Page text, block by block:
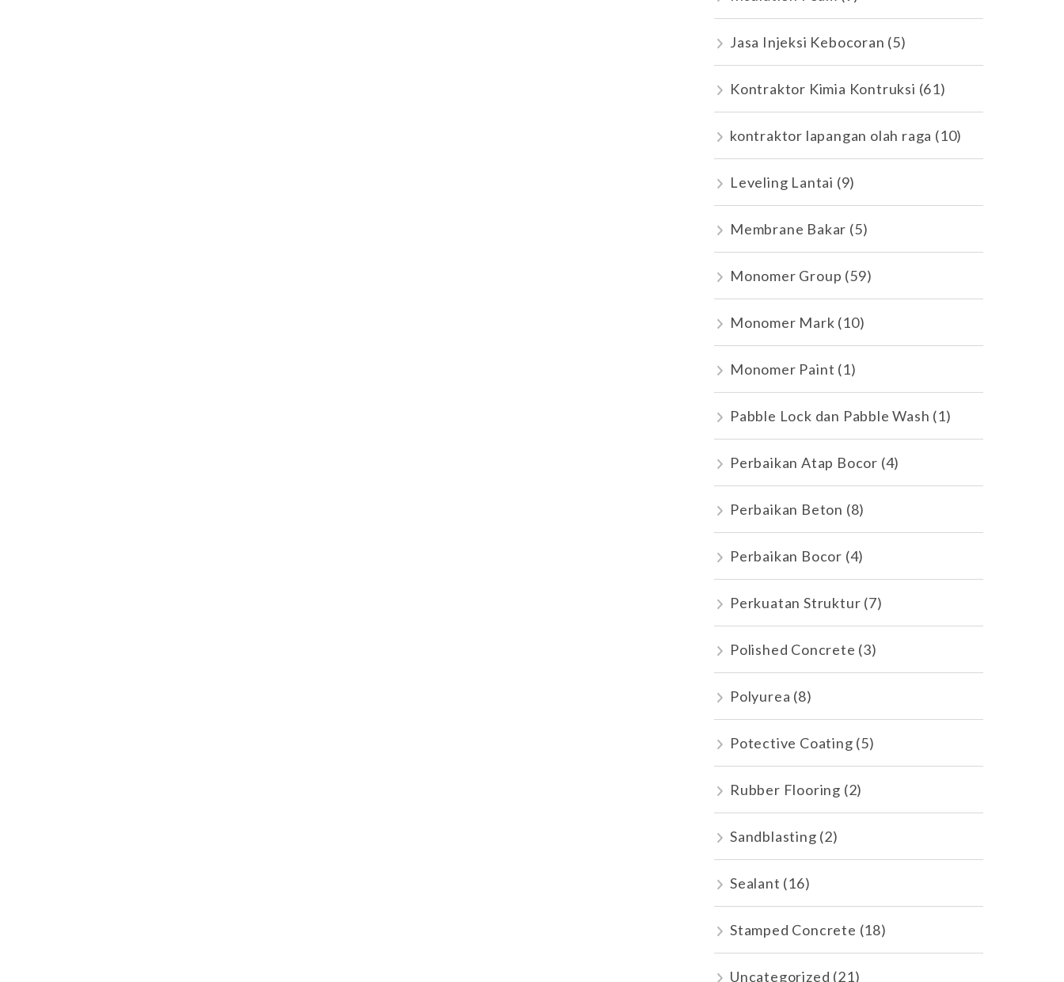
Jasa Injeksi Kebocoran (5)
Kontraktor Kimia Kontruksi (61)
kontraktor lapangan olah raga (10)
Leveling Lantai (9)
Membrane Bakar (5)
Monomer Group (59)
Monomer Mark (10)
Monomer Paint (1)
Pabble Lock dan Pabble Wash (1)
Perbaikan Atap Bocor (4)
Perbaikan Beton (8)
Perbaikan Bocor (4)
Perkuatan Struktur (7)
Polished Concrete (3)
Polyurea (8)
Potective Coating (5)
Rubber Flooring (2)
Sandblasting (2)
Sealant (16)
Stamped Concrete (18)
Uncategorized (21)